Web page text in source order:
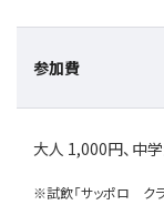
参加費
大人 1,000円、中
※試飲「サッポロ ク